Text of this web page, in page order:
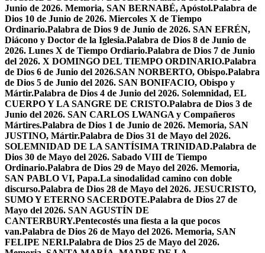
Junio de 2026. Memoria, SAN BERNABÉ, Apóstol.Palabra de
Dios 10 de Junio de 2026. Miercoles X de Tiempo
Ordinario.Palabra de Dios 9 de Junio de 2026. SAN EFRÉN,
Diácono y Doctor de la Iglesia.Palabra de Dios 8 de Junio de
2026. Lunes X de Tiempo Ordiario.Palabra de Dios 7 de Junio
del 2026. X DOMINGO DEL TIEMPO ORDINARIO.Palabra
de Dios 6 de Junio del 2026.SAN NORBERTO, Obispo.Palabra
de Dios 5 de Junio del 2026. SAN BONIFACIO, Obispo y
Mártir.Palabra de Dios 4 de Junio del 2026. Solemnidad, EL
CUERPO Y LA SANGRE DE CRISTO.Palabra de Dios 3 de
Junio del 2026. SAN CARLOS LWANGA y Compañeros
Mártires.Palabra de Dios 1 de Junio de 2026. Memoria, SAN
JUSTINO, Mártir.Palabra de Dios 31 de Mayo del 2026.
SOLEMNIDAD DE LA SANTÍSIMA TRINIDAD.Palabra de
Dios 30 de Mayo del 2026. Sabado VIII de Tiempo
Ordinario.Palabra de Dios 29 de Mayo del 2026. Memoria,
SAN PABLO VI, Papa.La sinodalidad camino con doble
discurso.Palabra de Dios 28 de Mayo del 2026. JESUCRISTO,
SUMO Y ETERNO SACERDOTE.Palabra de Dios 27 de
Mayo del 2026. SAN AGUSTÍN DE
CANTERBURY.Pentecostés una fiesta a la que pocos
van.Palabra de Dios 26 de Mayo del 2026. Memoria, SAN
FELIPE NERI.Palabra de Dios 25 de Mayo del 2026.